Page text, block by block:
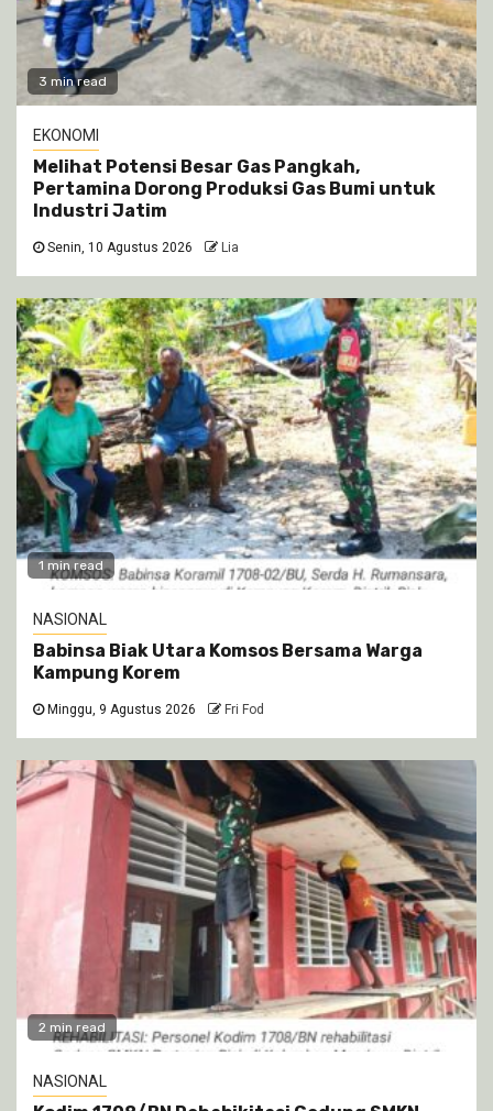
3 min read
EKONOMI
Melihat Potensi Besar Gas Pangkah,
Pertamina Dorong Produksi Gas Bumi untuk
Industri Jatim
Senin, 10 Agustus 2026 Lia
1 min read
NASIONAL
Babinsa Biak Utara Komsos Bersama Warga
Kampung Korem
Minggu, 9 Agustus 2026 Fri Fod
2 min read
NASIONAL